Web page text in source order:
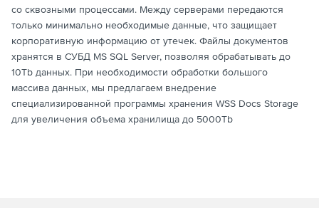
со сквозными процессами. Между серверами передаются
только минимально необходимые данные, что защищает
корпоративную информацию от утечек. Файлы документов
хранятся в СУБД MS SQL Server, позволяя обрабатывать до
10Tb данных. При необходимости обработки большого
массива данных, мы предлагаем внедрение
специализированной программы хранения WSS Docs Storage
для увеличения объема хранилища до 5000Tb